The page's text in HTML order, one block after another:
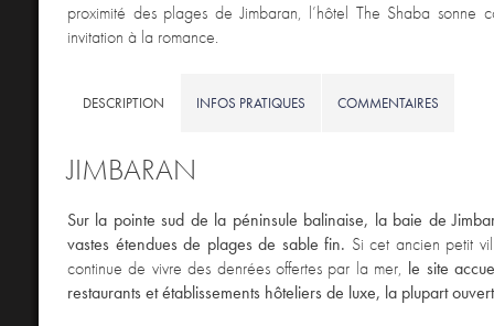
proximité des plages de Jimbaran, l’hôtel The Shaba sonne
invitation à la romance.
DESCRIPTION INFOS PRATIQUES COMMENTAIRES
JIMBARAN
Sur la pointe sud de la péninsule balinaise, la baie de
vastes étendues de plages de sable fin. Si cet ancien petit
continue de vivre des denrées offertes par la mer, le site
restaurants et établissements hôteliers de luxe, la plupart